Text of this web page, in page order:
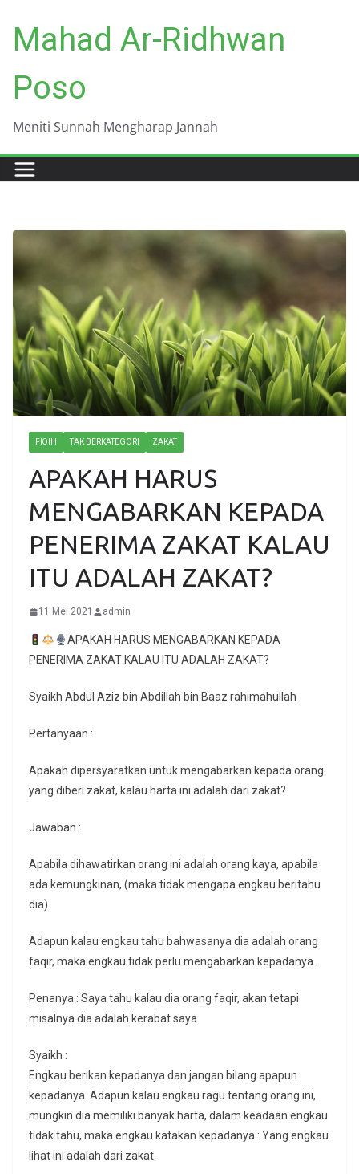
content
Mahad Ar-Ridhwan
Poso
Meniti Sunnah Mengharap Jannah
FIQIH TAK BERKATEGORI ZAKAT
APAKAH HARUS
MENGABARKAN KEPADA
PENERIMA ZAKAT KALAU
ITU ADALAH ZAKAT?
11 Mei 2021 admin
APAKAH HARUS MENGABARKAN KEPADA
PENERIMA ZAKAT KALAU ITU ADALAH ZAKAT?
Syaikh Abdul Aziz bin Abdillah bin Baaz rahimahullah
Pertanyaan :
Apakah dipersyaratkan untuk mengabarkan kepada orang
yang diberi zakat, kalau harta ini adalah dari zakat?
Jawaban :
Apabila dihawatirkan orang ini adalah orang kaya, apabila
ada kemungkinan, (maka tidak mengapa engkau beritahu
dia).
Adapun kalau engkau tahu bahwasanya dia adalah orang
faqir, maka engkau tidak perlu mengabarkan kepadanya.
Penanya : Saya tahu kalau dia orang faqir, akan tetapi
misalnya dia adalah kerabat saya.
Syaikh :
Engkau berikan kepadanya dan jangan bilang apapun
kepadanya. Adapun kalau engkau ragu tentang orang ini,
mungkin dia memiliki banyak harta, dalam keadaan engkau
tidak tahu, maka engkau katakan kepadanya : Yang engkau
lihat ini adalah dari zakat.